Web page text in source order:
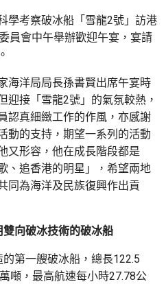
學考察破冰船「雪龍2號」訪港
員會中午舉辦歡迎午宴，宴請
海洋局局長孫書賢出席午宴時
迎接「雪龍2號」的氣氛較熱，
認真細緻工作的作風，亦感謝
動的支持，期望一系列的活動
又形容，他在成長階段都是
、追香港的明星」，希望兩地
同為海洋及民族復興作出貢
雙向破冰技術的破冰船
的第一艘破冰船，總長122.5
噸，最高航速每小時27.78公